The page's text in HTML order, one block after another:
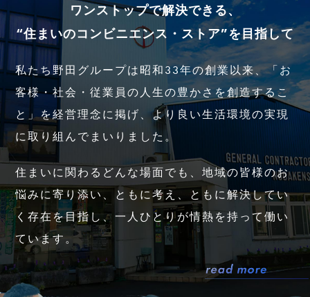
ワンストップで解決できる、
“住まいのコンビニエンス・ストア”を目指して
私たち野田グループは昭和33年の創業以来、「お
客様・社会・従業員の人生の豊かさを創造するこ
と」を経営理念に掲げ、より良い生活環境の実現
に取り組んでまいりました。
住まいに関わるどんな場面でも、地域の皆様のお
悩みに寄り添い、ともに考え、ともに解決してい
く存在を目指し、一人ひとりが情熱を持って働い
ています。